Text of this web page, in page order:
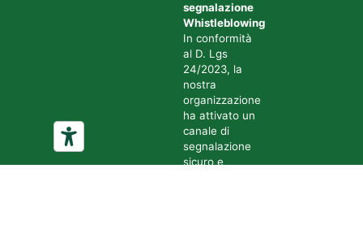
segnalazione
Whistleblowing
In conformità
al D. Lgs
24/2023, la
nostra
organizzazione
ha attivato un
canale di
segnalazione
sicuro e